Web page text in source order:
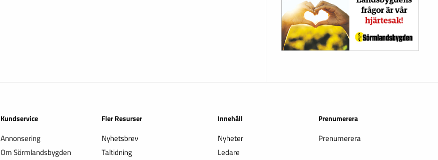
Kundservice
Annonsering
Om Sörmlandsbygden
Fler Resurser
Nyhetsbrev
Taltidning
Innehåll
Nyheter
Ledare
Prenumerera
Prenumerera